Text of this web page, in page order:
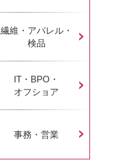
繊維・アパレル・
検品
IT・BPO・
オフショア
事務・営業